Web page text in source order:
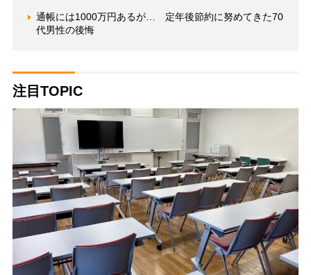
通帳には1000万円あるが… 定年後節約に努めてきた70
代男性の後悔
注目TOPIC